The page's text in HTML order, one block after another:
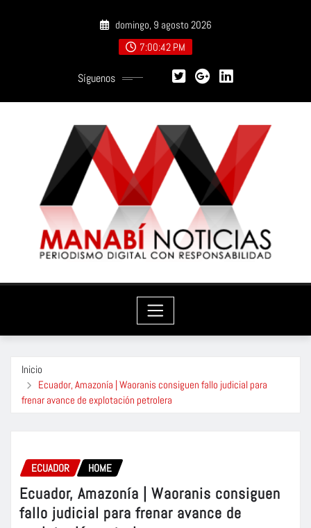
domingo, 9 agosto 2026
7:00:43 PM
Síguenos
Inicio
Ecuador, Amazonía | Waoranis consiguen fallo judicial para
frenar avance de explotación petrolera
ECUADOR HOME
Ecuador, Amazonía | Waoranis consiguen
fallo judicial para frenar avance de